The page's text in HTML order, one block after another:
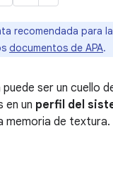
recomendada para
documentos de APA.
ser un cuello
en un perfil del
memoria de textura.